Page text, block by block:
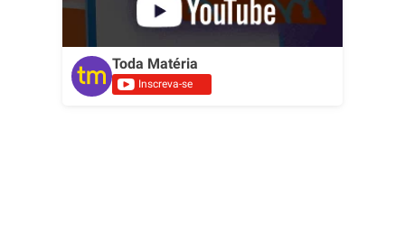
Toda Matéria
Inscreva-se